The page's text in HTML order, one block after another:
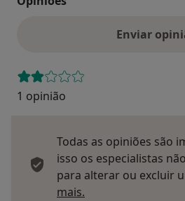
Enviar
1 opinião
Todas as opiniões são
isso os especialistas
para alterar ou excluir
mais.